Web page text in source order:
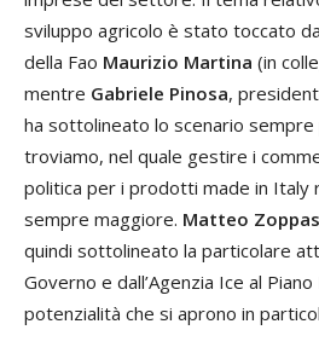
sviluppo agricolo è stato toccato
della Fao Maurizio Martina (in
mentre Gabriele Pinosa,
ha sottolineato lo scenario sempre
troviamo, nel quale gestire i
politica per i prodotti made in Italy
sempre maggiore. Matteo Zoppas
quindi sottolineato la particolare
Governo e dall’Agenzia Ice al
potenzialità che si aprono in